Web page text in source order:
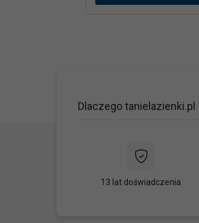
Dlaczego tanielazienki.pl
13 lat doświadczenia